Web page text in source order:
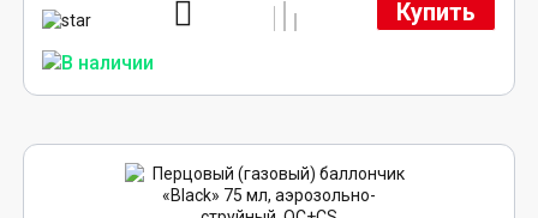
Купить